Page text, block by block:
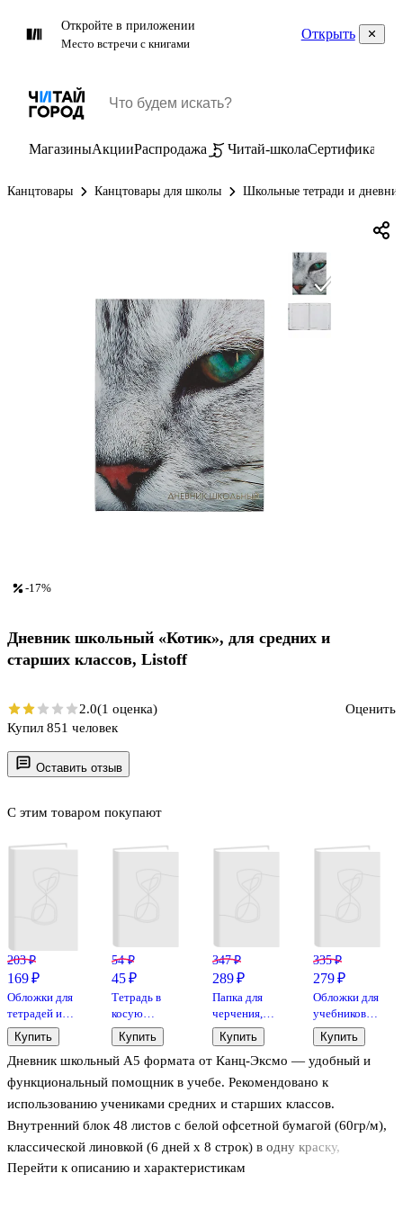
Откройте в приложении
Место встречи с книгами
Открыть
МагазиныАкцииРаспродажа Читай-школаСертификаты
Канцтовары Канцтовары для школы Школьные тетради и
Оставить отзыв
Дневник школьный А5 формата от Канц-Эксмо — удобный и
функциональный помощник в учебе. Рекомендовано к
использованию учениками средних и старших классов.
Внутренний блок 48 листов с белой офсетной бумагой (60гр/м),
классической линовкой (6 дней х 8 строк) в одну краску,
предназначен для записи расписания уроков, домашнего задания,
Перейти к описанию и характеристикам
С этим товаром покупают
203 ₽
169 ₽
Обложки для
тетрадей и
дневников,
100 мкм,
210х350 мм,
Топ-Спин, 10
Купить
54 ₽
45 ₽
Тетрадь в
косую
линейку
Listoff
«Классическая
серия» в
12 листов
Купить
347 ₽
289 ₽
Папка для
черчения,
А4, 24 листа
Купить
335 ₽
279 ₽
Обложки для
учебников
математики
Петерсона
«Петерсон»,
100 мкм,
Топ-Спин, 5
штук
Купить
-17%
Дневник школьный «Котик», для средних и
старших классов, Listoff
2.0(1 оценка)
Оценить
Купил 851 человек